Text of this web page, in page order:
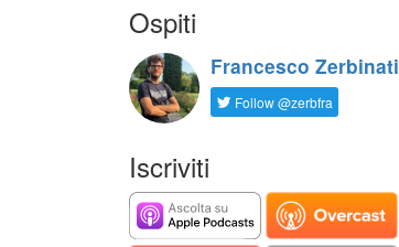
Ospiti
Francesco Zerbinati
Follow @zerbfra
Iscriviti